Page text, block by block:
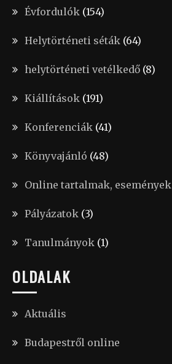
Évfordulók (154)
Helytörténeti séták (64)
helytörténeti vetélkedő (8)
Kiállítások (191)
Konferenciák (41)
Könyvajánló (48)
Online tartalmak, események
Pályázatok (3)
Tanulmányok (1)
OLDALAK
Aktuális
Budapestről online